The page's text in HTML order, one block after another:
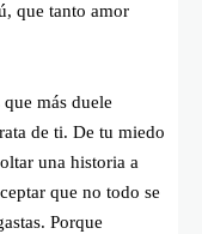
que tanto amor
más duele
de ti. De tu miedo
una historia a
que no todo se
Porque